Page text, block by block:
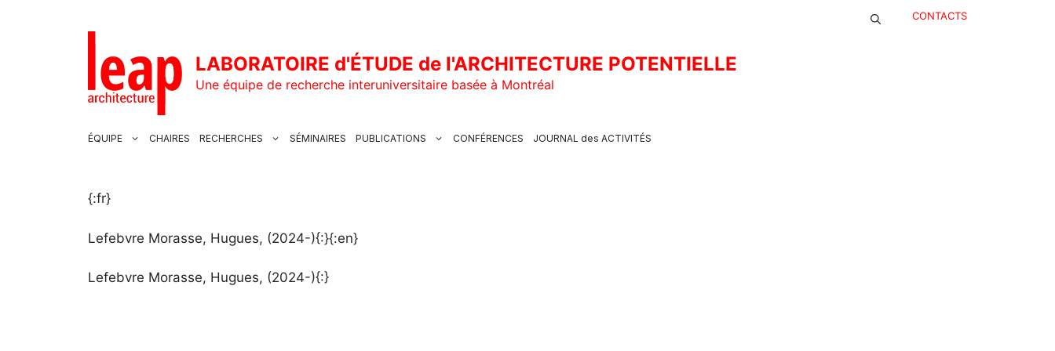
CONTACTS
LABORATOIRE d'ÉTUDE de l'ARCHITECTURE POTENTIELLE
Une équipe de recherche interuniversitaire basée à Montréal
ÉQUIPE CHAIRES RECHERCHES SÉMINAIRES PUBLICATIONS CONFÉRENCES JOURNAL des ACTIVITÉS
{:fr}
Lefebvre Morasse, Hugues, (2024-){:}{:en}
Lefebvre Morasse, Hugues, (2024-){:}